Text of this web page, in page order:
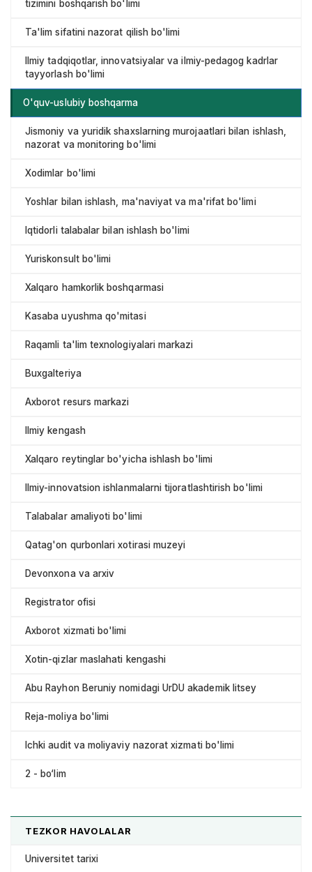
tizimini boshqarish bo'limi
Ta'lim sifatini nazorat qilish bo'limi
Ilmiy tadqiqotlar, innovatsiyalar va ilmiy-pedagog kadrlar
tayyorlash bo'limi
O'quv-uslubiy boshqarma
Jismoniy va yuridik shaxslarning murojaatlari bilan ishlash,
nazorat va monitoring bo'limi
Xodimlar bo'limi
Yoshlar bilan ishlash, ma'naviyat va ma'rifat bo'limi
Iqtidorli talabalar bilan ishlash bo'limi
Yuriskonsult bo'limi
Xalqaro hamkorlik boshqarmasi
Kasaba uyushma qo'mitasi
Raqamli ta'lim texnologiyalari markazi
Buxgalteriya
Axborot resurs markazi
Ilmiy kengash
Xalqaro reytinglar bo'yicha ishlash bo'limi
Ilmiy-innovatsion ishlanmalarni tijoratlashtirish bo'limi
Talabalar amaliyoti bo'limi
Qatag'on qurbonlari xotirasi muzeyi
Devonxona va arxiv
Registrator ofisi
Axborot xizmati bo'limi
Xotin-qizlar maslahati kengashi
Abu Rayhon Beruniy nomidagi UrDU akademik litsey
Reja-moliya bo'limi
Ichki audit va moliyaviy nazorat xizmati bo'limi
2 - bo‘lim
TEZKOR HAVOLALAR
Universitet tarixi